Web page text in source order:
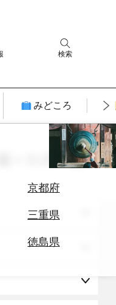
検索
みどころ
京都府
三重県
徳島県
× 10月 × 癒